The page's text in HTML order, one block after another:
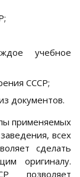
учебное
СССР;
документов.
применяемых
всех
сделать
оригиналу.
позволяет